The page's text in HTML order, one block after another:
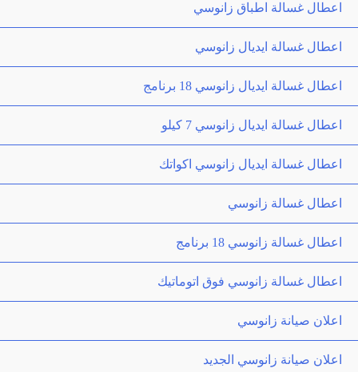
اعطال غسالة اطباق زانوسي
اعطال غسالة ايديال زانوسي
اعطال غسالة ايديال زانوسي 18 برنامج
اعطال غسالة ايديال زانوسي 7 كيلو
اعطال غسالة ايديال زانوسي اكواتك
اعطال غسالة زانوسي
اعطال غسالة زانوسي 18 برنامج
اعطال غسالة زانوسي فوق اتوماتيك
اعلان صيانة زانوسي
اعلان صيانة زانوسي الجديد